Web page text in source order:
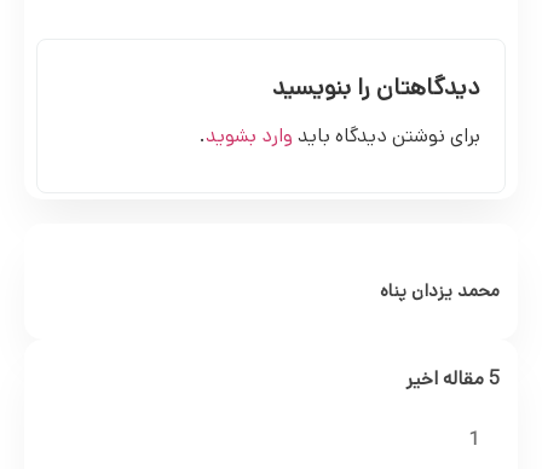
دیدگاهتان را بنویسید
برای نوشتن دیدگاه باید وارد بشوید.
محمد یزدان پناه
5 مقاله اخیر
1